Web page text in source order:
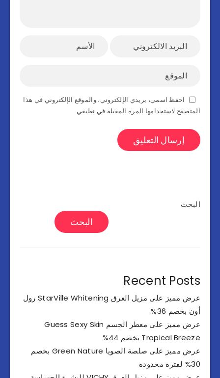
احفظ اسمي، بريدي الإلكتروني، والموقع الإلكتروني في هذا
المتصفح لاستخدامها المرة المقبلة في تعليقي.
البحث
البحث
Recent Posts
عرض مميز على مزيل العرق StarVille Whitening رول
أون بخصم 36%
عرض مميز على معطر الجسم Guess Sexy Skin
Tropical Breeze بخصم 44%
عرض مميز على صلصة الصويا Green Nature بخصم
30% لفترة محدودة